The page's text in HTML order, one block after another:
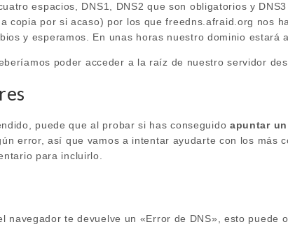
espacios, DNS1, DNS2 que son obligatorios y
copia por si acaso) por los que freedns.afraid.org nos
y esperamos. En unas horas nuestro dominio estará
poder acceder a la raíz de nuestro servidor
puede que al probar si has conseguido apuntar
error, así que vamos a intentar ayudarte con los más
para incluirlo.
navegador te devuelve un «Error de DNS», esto puede